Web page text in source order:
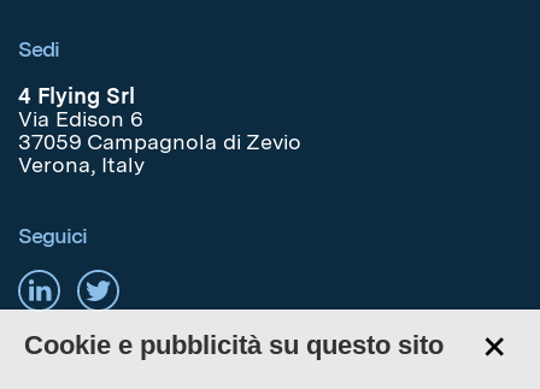
Sedi
4 Flying Srl
Via Edison 6
37059 Campagnola di Zevio
Verona, Italy
Seguici
Cookie e pubblicità su questo sito +